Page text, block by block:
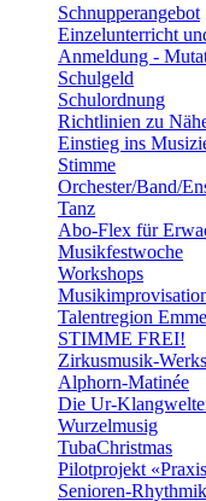
Schnupperangebot
Einzelunterricht
Anmeldung -
Schulgeld
Schulordnung
Richtlinien zu
Einstieg ins
Stimme
Orchester/Band/
Tanz
Abo-Flex für
Musikfestwoche
Workshops
Talentregion
STIMME FREI!
Zirkusmusik-
Alphorn-Matinée
Die Ur-
Wurzelmusig
TubaChristmas
Pilotprojekt
Senioren-Rhythmik